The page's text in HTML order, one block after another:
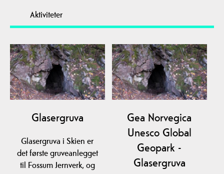
Aktiviteter
Glasergruva
Glasergruva i Skien er
det første gruveanlegget
til Fossum Jernverk, og
Gea Norvegica
Unesco Global
Geopark -
Glasergruva